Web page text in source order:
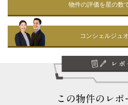
物件の評価を星の数
コンシェルジュ
この物件のレポ